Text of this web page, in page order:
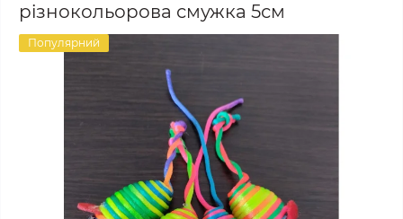
різнокольорова смужка 5см
Популярний